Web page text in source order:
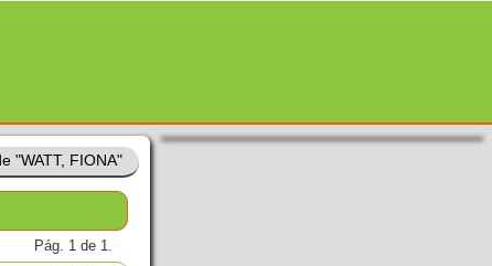
"WATT, FIONA"
Pág. 1 de 1.